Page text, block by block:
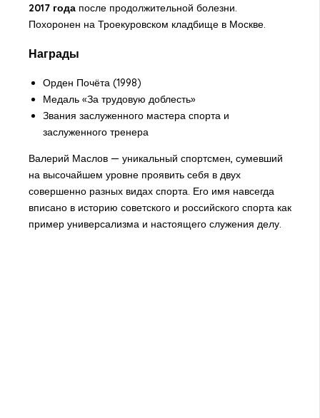
2017 годапосле продолжительной болезни.
Похоронен на Троекуровском кладбище в Москве.
Награды
Орден Почёта (1998)
Медаль «За трудовую доблесть»
Звания заслуженного мастера спорта и
заслуженного тренера
Валерий Маслов — уникальный спортсмен, сумевший
на высочайшем уровне проявить себя в двух
совершенно разных видах спорта. Его имя навсегда
вписано в историю советского и российского спорта как
пример универсализма и настоящего служения делу.